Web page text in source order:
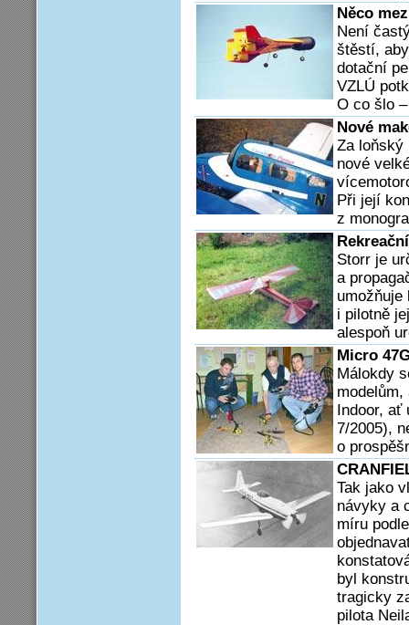
Něco
Není
štěstí,
dotační
VZLÚ
O co šlo
Nové
Za loňský
nové
Při její
z
Storr je
a
umožňuje
i pilotně
alespoň
Micro
Málokdy
Indoor, ať
7/2005),
o
Tak jako
návyky a
míru
byl
tragicky
pilota